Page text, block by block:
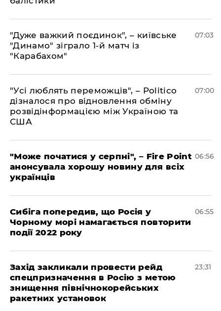
"Дуже важкий поєдинок", – київське
"Динамо" зіграло 1-й матч із
"Карабахом"
07:03
"Усі люблять переможців", – Politico
дізналося про відновлення обміну
розвідінформацією між Україною та
США
07:00
"Може початися у серпні", – Fire Point
анонсувала хорошу новину для всіх
українців
06:56
Сибіга попередив, що Росія у
Чорному морі намагається повторити
події 2022 року
06:55
​Захід закликали провести рейд
спецпризначення в Росію з метою
знищення північнокорейських
ракетних установок
23:31